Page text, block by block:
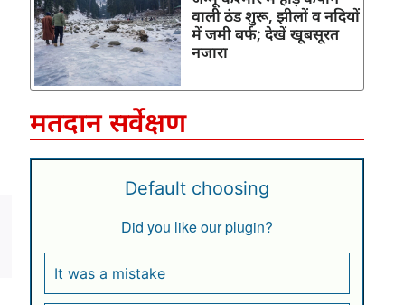
वाली ठंड शुरू, झीलों व नदियों
में जमी बर्फ; देखें खूबसूरत
नजारा
मतदान सर्वेक्षण
Default choosing
Did you like our plugin?
It was a mistake